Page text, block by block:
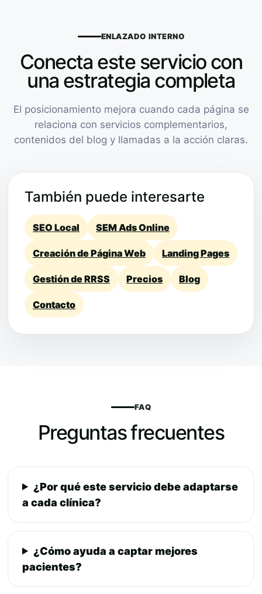
ENLAZADO INTERNO
Conecta este servicio con
una estrategia completa
El posicionamiento mejora cuando cada página se
relaciona con servicios complementarios,
contenidos del blog y llamadas a la acción claras.
También puede interesarte
SEO Local SEM Ads Online
Creación de Página Web Landing Pages
Gestión de RRSS Precios Blog
Contacto
FAQ
Preguntas frecuentes
¿Por qué este servicio debe adaptarse
a cada clínica?
¿Cómo ayuda a captar mejores
pacientes?